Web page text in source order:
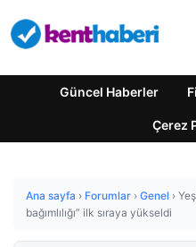
Güncel Haberler
Çerez
Ana sayfa › Forumlar › Genel ›
bağımlılığı” ilk sıraya yükseldi